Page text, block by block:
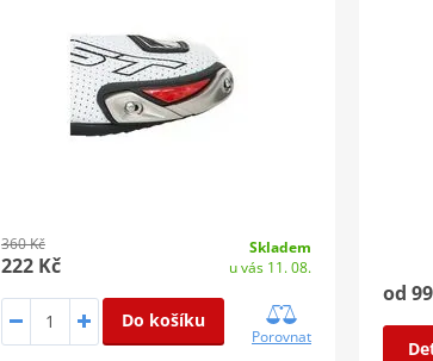
360 Kč
222 Kč
Skladem
u vás 11. 08.
Do košíku
Porovnat
od